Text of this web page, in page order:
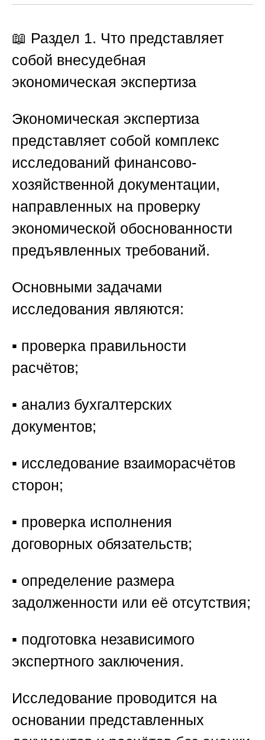
📖 Раздел 1. Что представляет
собой внесудебная
экономическая экспертиза
Экономическая экспертиза
представляет собой комплекс
исследований финансово-
хозяйственной документации,
направленных на проверку
экономической обоснованности
предъявленных требований.
Основными задачами
исследования являются:
▪️ проверка правильности
расчётов;
▪️ анализ бухгалтерских
документов;
▪️ исследование взаиморасчётов
сторон;
▪️ проверка исполнения
договорных обязательств;
▪️ определение размера
задолженности или её отсутствия;
▪️ подготовка независимого
экспертного заключения.
Исследование проводится на
основании представленных